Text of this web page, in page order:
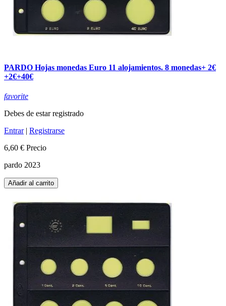
PARDO Hojas monedas Euro 11 alojamientos. 8 monedas+ 2€
+2€+40€
favorite
Debes de estar registrado
Entrar| Registrarse
6,60 € Precio
pardo 2023
Añadir al carrito